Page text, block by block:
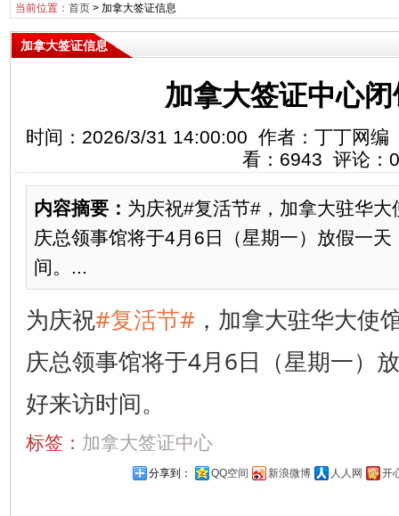
当前位置： 首页> 加拿大签证信息
加拿大签证信息
加拿大签证中心
时间：2026/3/31 14:00:00 作者：丁丁网
看：6943 评论：0
内容摘要： 为庆祝#复活节#，加拿大驻华
庆总领事馆将于4月6日（星期一）放假一
间。​​​...
为庆祝#复活节#，加拿大驻华大使
庆总领事馆将于4月6日（星期一）
好来访时间。 ​​​
标签： 加拿大签证中心
分享到： QQ空间 新浪微博 人人网 开